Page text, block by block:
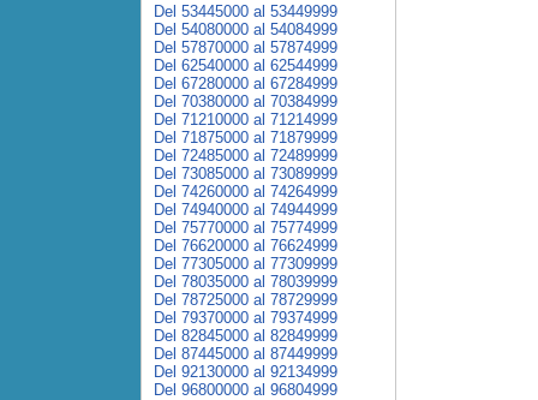
Del 53445000 al 53449999
Del 54080000 al 54084999
Del 57870000 al 57874999
Del 62540000 al 62544999
Del 67280000 al 67284999
Del 70380000 al 70384999
Del 71210000 al 71214999
Del 71875000 al 71879999
Del 72485000 al 72489999
Del 73085000 al 73089999
Del 74260000 al 74264999
Del 74940000 al 74944999
Del 75770000 al 75774999
Del 76620000 al 76624999
Del 77305000 al 77309999
Del 78035000 al 78039999
Del 78725000 al 78729999
Del 79370000 al 79374999
Del 82845000 al 82849999
Del 87445000 al 87449999
Del 92130000 al 92134999
Del 96800000 al 96804999